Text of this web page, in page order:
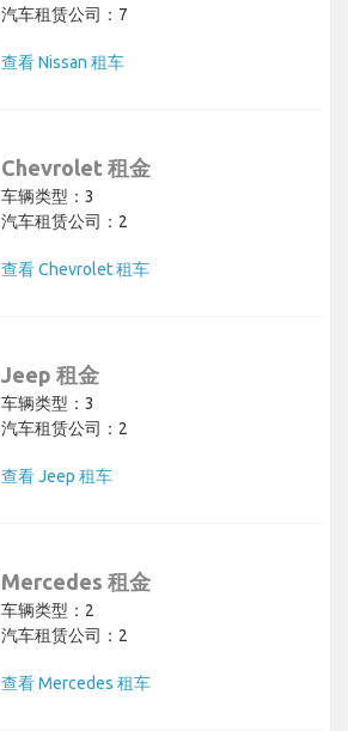
汽车租赁公司：7
查看 Nissan 租车
Chevrolet 租金
车辆类型：3
汽车租赁公司：2
查看 Chevrolet 租车
Jeep 租金
车辆类型：3
汽车租赁公司：2
查看 Jeep 租车
Mercedes 租金
车辆类型：2
汽车租赁公司：2
查看 Mercedes 租车